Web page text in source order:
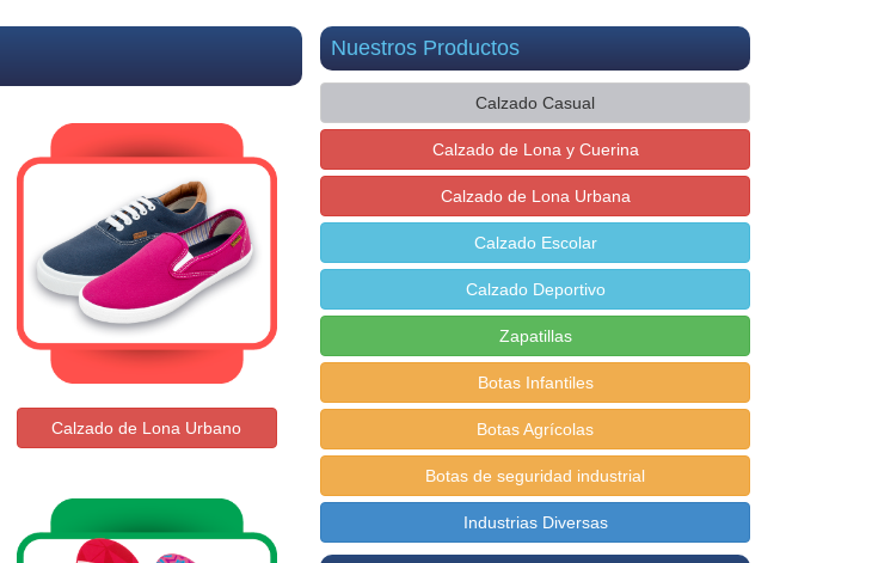
Calzado de Lona Urbano
Nuestros Productos
Calzado Casual
Calzado de Lona y Cuerina
Calzado de Lona Urbana
Calzado Escolar
Calzado Deportivo
Zapatillas
Botas Infantiles
Botas Agrícolas
Botas de seguridad industrial
Industrias Diversas